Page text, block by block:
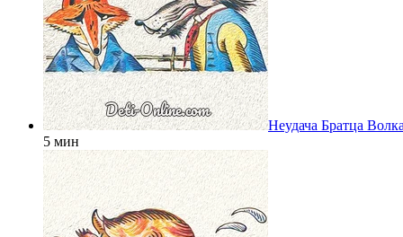
Неудача Братца Волка
5 мин